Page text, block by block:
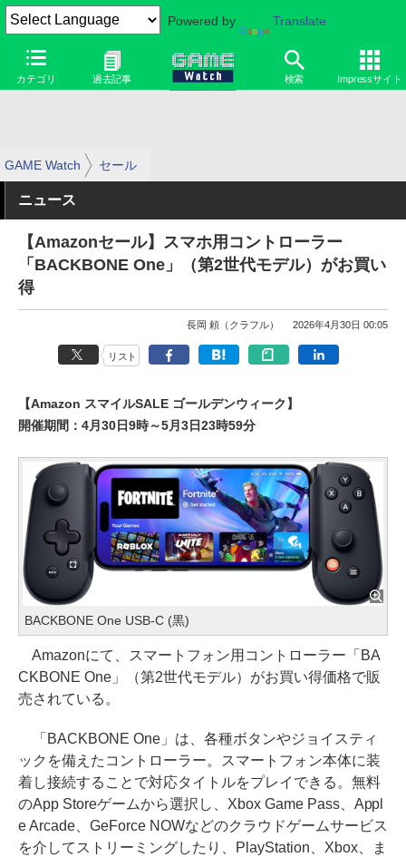
Powered by Translate
カテゴリ 過去記事 検索 Impressサイト
GAME Watch セール
ニュース
【Amazonセール】スマホ用コントローラー
「BACKBONE One」（第2世代モデル）がお買い
得
長岡 頼（クラフル） 2026年4月30日 00:05
リスト
【Amazon スマイルSALE ゴールデンウィーク】
開催期間：4月30日9時～5月3日23時59分
BACKBONE One USB-C (黒)
Amazonにて、スマートフォン用コントローラー「BA
CKBONE One」（第2世代モデル）がお買い得価格で販
売されている。
「BACKBONE One」は、各種ボタンやジョイスティ
ックを備えたコントローラー。スマートフォン本体に装
着し接続することで対応タイトルをプレイできる。無料
のApp Storeゲームから選択し、Xbox Game Pass、Appl
e Arcade、GeForce NOWなどのクラウドゲームサービス
を介してストリーミングしたり、PlayStation、Xbox、ま